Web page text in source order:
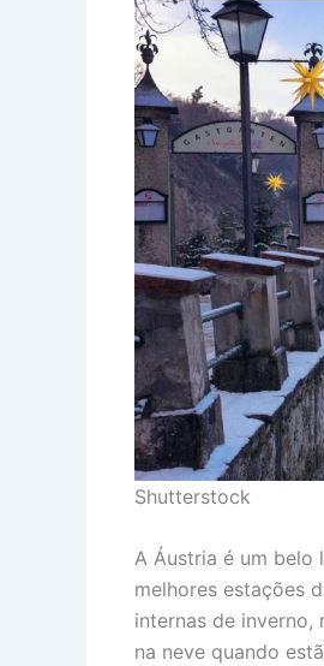
Shutterstock
A Áustria é um belo
melhores estações
internas de
na neve quando